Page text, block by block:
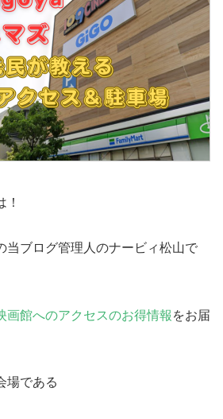
当ブログ管理人のナービィ松山で
画館へのアクセスのお得情報 をお届
場である